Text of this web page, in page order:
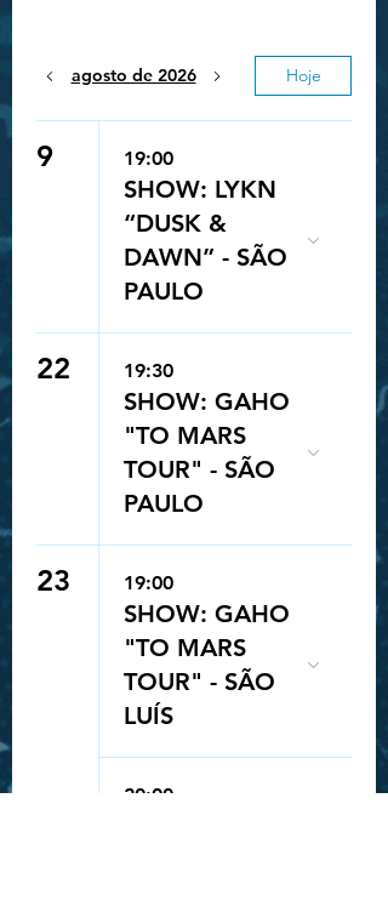
agosto de 2026 Hoje
9 19:00
SHOW: LYKN
“DUSK &
DAWN” - SÃO
PAULO
22 19:30
SHOW: GAHO
"TO MARS
TOUR" - SÃO
PAULO
23 19:00
SHOW: GAHO
"TO MARS
TOUR" - SÃO
LUÍS
20:00
Queue-Fair